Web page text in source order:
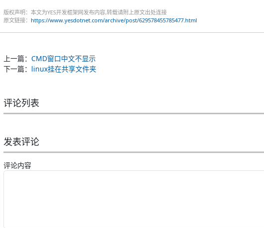
版权声明：本文为YES开发框架网发布内容,转载请附上原文出处连接
原文链接： https://www.yesdotnet.com/archive/post/629578455785477.html
上一篇： CMD窗口中文不显示
下一篇： linux挂在共享文件夹
评论列表
发表评论
评论内容